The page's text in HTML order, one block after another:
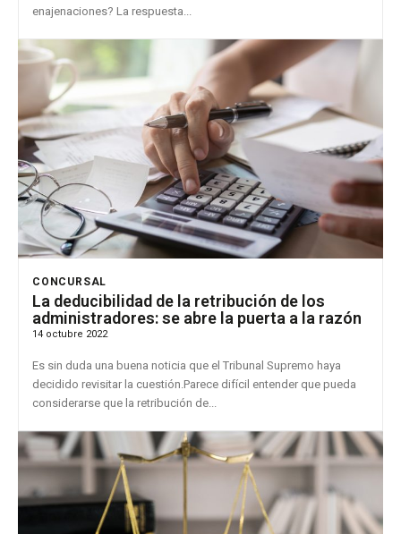
enajenaciones? La respuesta...
CONCURSAL
La deducibilidad de la retribución de los
administradores: se abre la puerta a la razón
14 octubre 2022
Es sin duda una buena noticia que el Tribunal Supremo haya
decidido revisitar la cuestión.Parece difícil entender que pueda
considerarse que la retribución de...